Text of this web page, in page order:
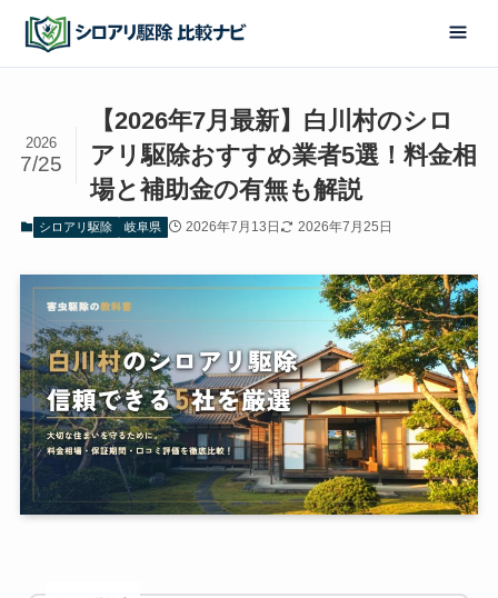
【2026年7月最新】白川村のシロ
アリ駆除おすすめ業者5選！料金相
場と補助金の有無も解説
2026
7/25
シロアリ駆除 岐阜県 2026年7月13日 2026年7月25日